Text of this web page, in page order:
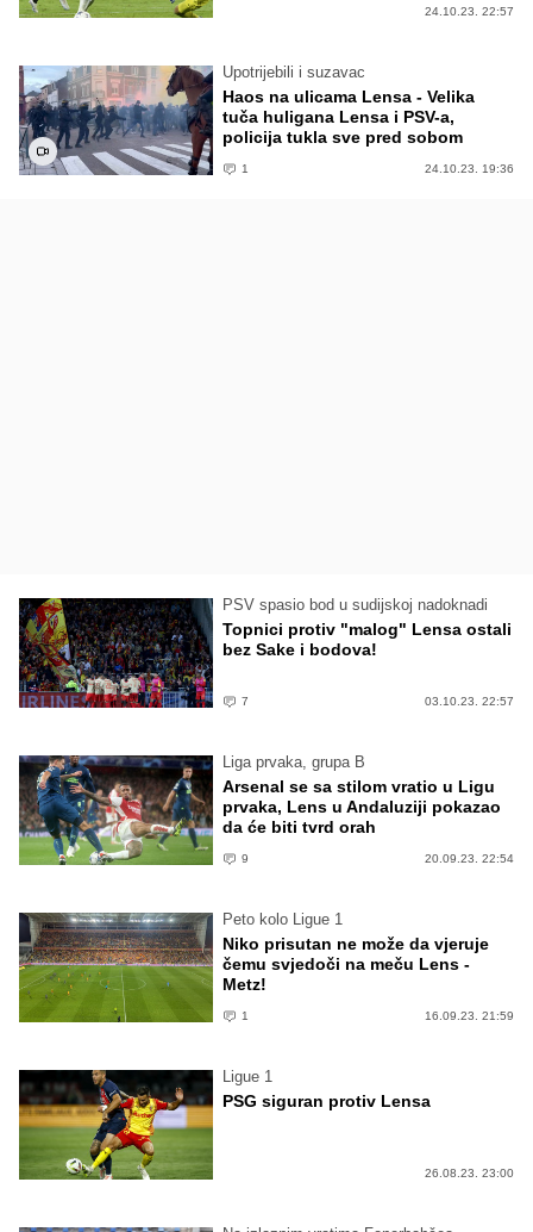
24.10.23. 22:57
Upotrijebili i suzavac
Haos na ulicama Lensa - Velika
tuča huligana Lensa i PSV-a,
policija tukla sve pred sobom
1 24.10.23. 19:36
PSV spasio bod u sudijskoj nadoknadi
Topnici protiv "malog" Lensa ostali
bez Sake i bodova!
7 03.10.23. 22:57
Liga prvaka, grupa B
Arsenal se sa stilom vratio u Ligu
prvaka, Lens u Andaluziji pokazao
da će biti tvrd orah
9 20.09.23. 22:54
Peto kolo Ligue 1
Niko prisutan ne može da vjeruje
čemu svjedoči na meču Lens -
Metz!
1 16.09.23. 21:59
Ligue 1
PSG siguran protiv Lensa
26.08.23. 23:00